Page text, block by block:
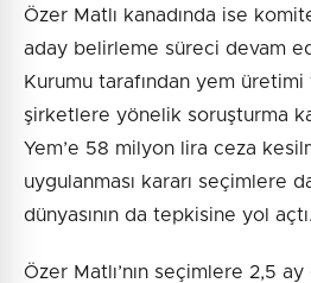
Özer Matlı kanadında ise
aday belirleme süreci devam
Kurumu tarafından yem üretimi
şirketlere yönelik soruşturma
Yem’e 58 milyon lira ceza
uygulanması kararı seçimlere
dünyasının da tepkisine yol açtı.
Özer Matlı’nın seçimlere 2,5 ay